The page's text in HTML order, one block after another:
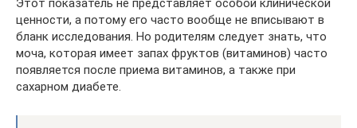
Этот показатель не представляет особой клинической
ценности, а потому его часто вообще не вписывают в
бланк исследования. Но родителям следует знать, что
моча, которая имеет запах фруктов (витаминов) часто
появляется после приема витаминов, а также при
сахарном диабете.